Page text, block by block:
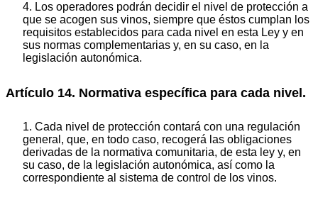
4. Los operadores podrán decidir el nivel de protección a
que se acogen sus vinos, siempre que éstos cumplan los
requisitos establecidos para cada nivel en esta Ley y en
sus normas complementarias y, en su caso, en la
legislación autonómica.
Artículo 14. Normativa específica para cada nivel.
1. Cada nivel de protección contará con una regulación
general, que, en todo caso, recogerá las obligaciones
derivadas de la normativa comunitaria, de esta ley y, en
su caso, de la legislación autonómica, así como la
correspondiente al sistema de control de los vinos.